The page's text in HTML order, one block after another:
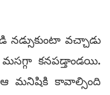
నడ్సుకుంటా వచ్చాడు
కనపడ్తాండయి.
మనిషికి కావాల్సింది